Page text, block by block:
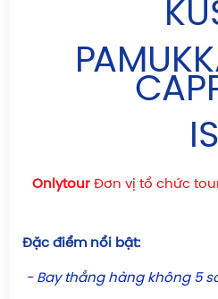
vẻ đẹp hùng vĩ của thiên
xưa, mà còn cảm nhận
bản địa. Đây là quốc gia
độc đáo và đáng nhớ bậc
OnlytourĐơn vị tổ chức
Đặc điểm nổi bật:
- Bay thẳng hàng không 5